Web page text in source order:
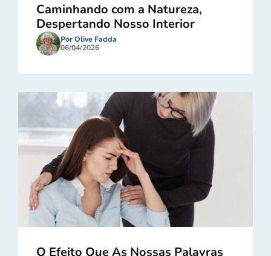
Caminhando com a Natureza,
Despertando Nosso Interior
Por Olive Fadda
06/04/2026
O Efeito Que As Nossas Palavras